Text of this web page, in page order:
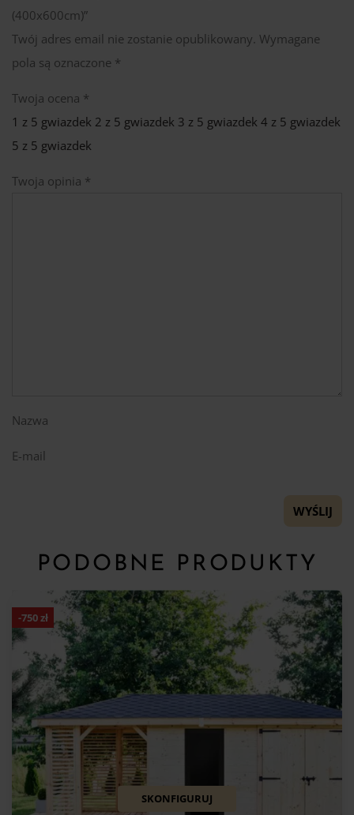
(400x600cm)”
Twój adres email nie zostanie opublikowany. Wymagane
pola są oznaczone *
Twoja ocena *
1 z 5 gwiazdek 2 z 5 gwiazdek 3 z 5 gwiazdek 4 z 5 gwiazdek
5 z 5 gwiazdek
Twoja opinia *
Nazwa
E-mail
PODOBNE PRODUKTY
-750zł
SKONFIGURUJ